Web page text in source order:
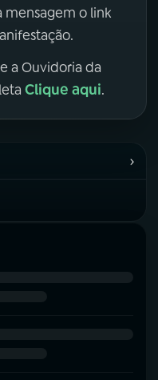
mensagem o link
a Ouvidoria da
Clique aqui.
›